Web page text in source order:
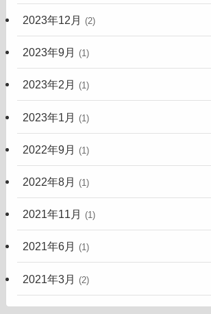
2023年12月 (2)
2023年9月 (1)
2023年2月 (1)
2023年1月 (1)
2022年9月 (1)
2022年8月 (1)
2021年11月 (1)
2021年6月 (1)
2021年3月 (2)